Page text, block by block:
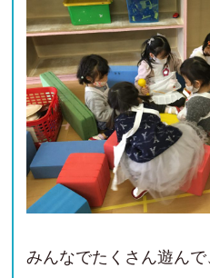
みんなでたくさん遊ん